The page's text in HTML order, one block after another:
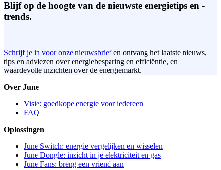
Blijf op de hoogte van de nieuwste energietips en -
trends.
Schrijf je in voor onze nieuwsbriefen ontvang het laatste nieuws,
tips en adviezen over energiebesparing en efficiëntie, en
waardevolle inzichten over de energiemarkt.
Over June
Visie: goedkope energie voor iedereen
FAQ
Oplossingen
June Switch: energie vergelijken en wisselen
June Dongle: inzicht in je elektriciteit en gas
June Fans: breng een vriend aan